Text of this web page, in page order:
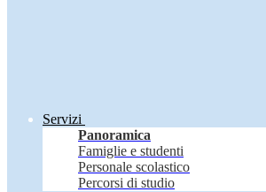
Servizi
Panoramica
Famiglie e studenti
Personale scolastico
Percorsi di studio